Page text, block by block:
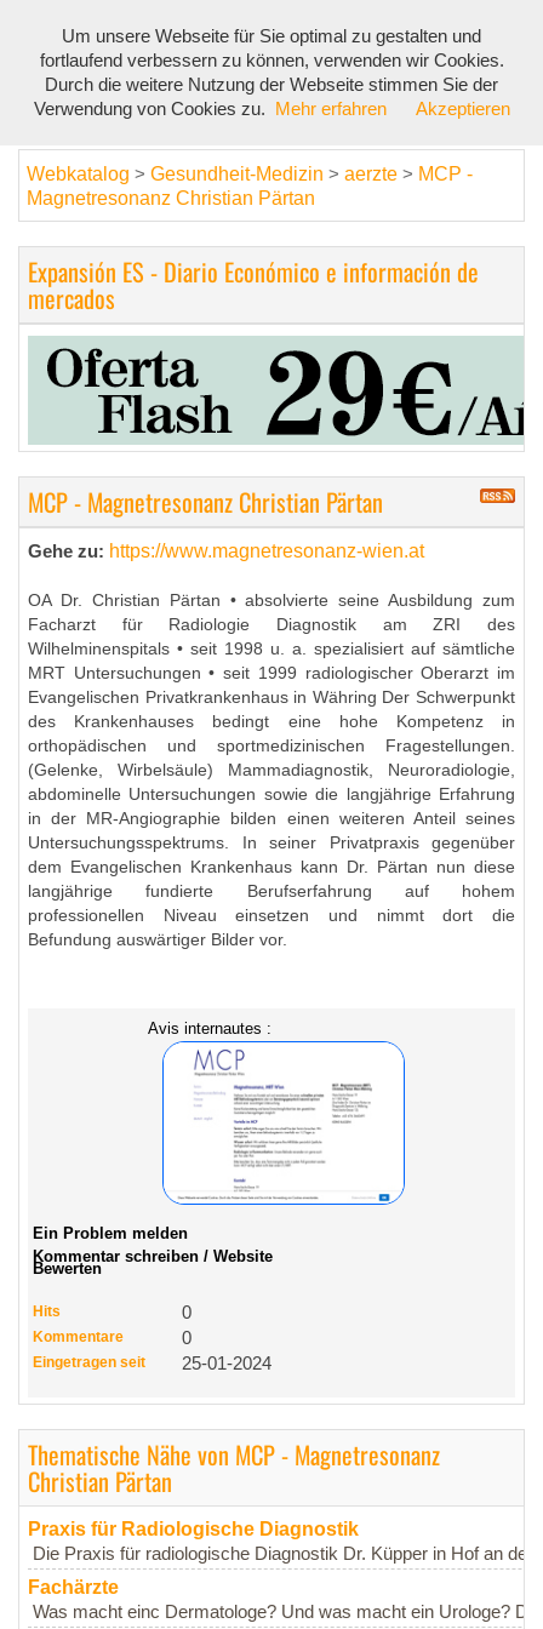
Webkatalog > Gesundheit-Medizin > aerzte > MCP -
Magnetresonanz Christian Pärtan
Expansión ES - Diario Económico e información de
mercados
MCP - Magnetresonanz Christian Pärtan
Gehe zu: https://www.magnetresonanz-wien.at
OA Dr. Christian Pärtan • absolvierte seine Ausbildung zum
Facharzt für Radiologie Diagnostik am ZRI des
Wilhelminenspitals • seit 1998 u. a. spezialisiert auf sämtliche
MRT Untersuchungen • seit 1999 radiologischer Oberarzt im
Evangelischen Privatkrankenhaus in Währing Der Schwerpunkt
des Krankenhauses bedingt eine hohe Kompetenz in
orthopädischen und sportmedizinischen Fragestellungen.
(Gelenke, Wirbelsäule) Mammadiagnostik, Neuroradiologie,
abdominelle Untersuchungen sowie die langjährige Erfahrung
in der MR-Angiographie bilden einen weiteren Anteil seines
Untersuchungsspektrums. In seiner Privatpraxis gegenüber
dem Evangelischen Krankenhaus kann Dr. Pärtan nun diese
langjährige fundierte Berufserfahrung auf hohem
professionellen Niveau einsetzen und nimmt dort die
Befundung auswärtiger Bilder vor.
Avis internautes :
Ein Problem melden
Kommentar schreiben / Website
Bewerten
Hits 0
Kommentare 0
Eingetragen seit 25-01-2024
Thematische Nähe von MCP - Magnetresonanz
Christian Pärtan
Praxis für Radiologische Diagnostik
Die Praxis für radiologische Diagnostik Dr. Küpper in Hof an der
Fachärzte
Was macht einc Dermatologe? Und was macht ein Urologe?
Um unsere Webseite für Sie optimal zu gestalten und
fortlaufend verbessern zu können, verwenden wir Cookies.
Durch die weitere Nutzung der Webseite stimmen Sie der
Verwendung von Cookies zu.
Mehr erfahren Akzeptieren